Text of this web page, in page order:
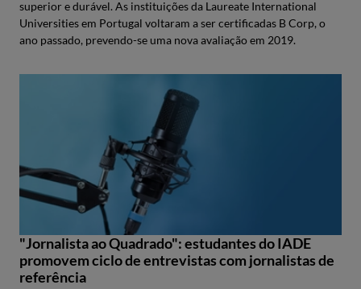
superior e durável. As instituições da Laureate International
Universities em Portugal voltaram a ser certificadas B Corp, o
ano passado, prevendo-se uma nova avaliação em 2019.
"Jornalista ao Quadrado": estudantes do IADE
promovem ciclo de entrevistas com jornalistas de
referência